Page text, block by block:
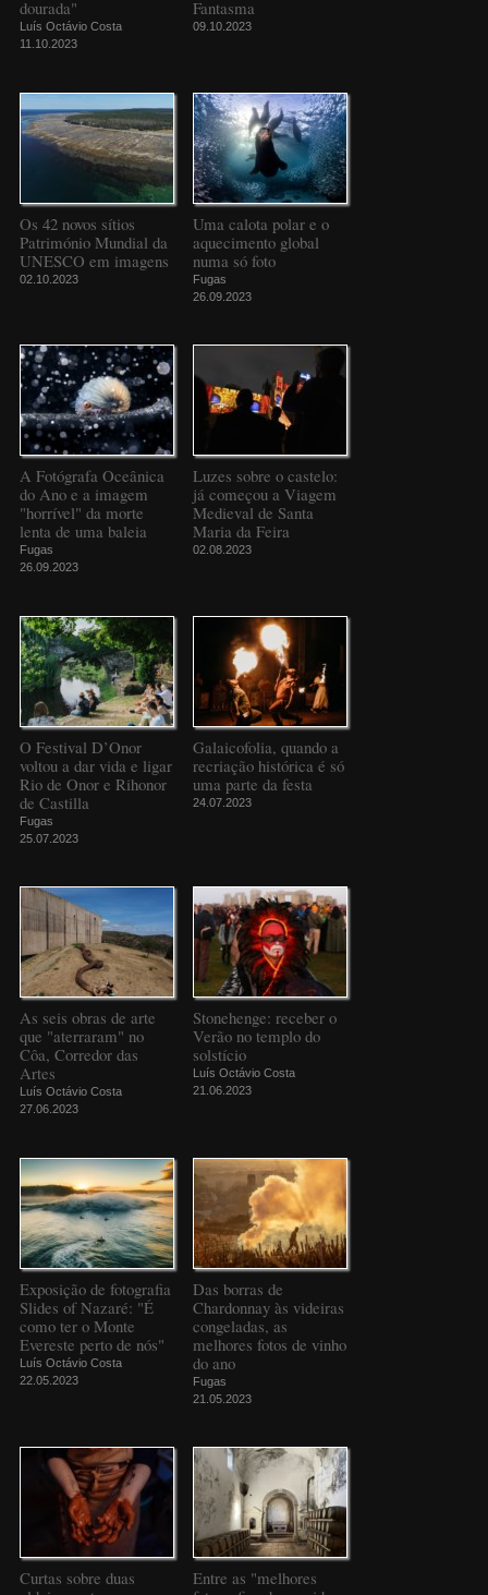
dourada"
Luís Octávio Costa
11.10.2023
Fantasma
09.10.2023
Os 42 novos sítios
Património Mundial da
UNESCO em imagens
02.10.2023
Uma calota polar e o
aquecimento global
numa só foto
Fugas
26.09.2023
A Fotógrafa Oceânica
do Ano e a imagem
"horrível" da morte
lenta de uma baleia
Fugas
26.09.2023
Luzes sobre o castelo:
já começou a Viagem
Medieval de Santa
Maria da Feira
02.08.2023
O Festival D’Onor
voltou a dar vida e ligar
Rio de Onor e Rihonor
de Castilla
Fugas
25.07.2023
Galaicofolia, quando a
recriação histórica é só
uma parte da festa
24.07.2023
As seis obras de arte
que "aterraram" no
Côa, Corredor das
Artes
Luís Octávio Costa
27.06.2023
Stonehenge: receber o
Verão no templo do
solstício
Luís Octávio Costa
21.06.2023
Exposição de fotografia
Slides of Nazaré: "É
como ter o Monte
Evereste perto de nós"
Luís Octávio Costa
22.05.2023
Das borras de
Chardonnay às videiras
congeladas, as
melhores fotos de vinho
do ano
Fugas
21.05.2023
Curtas sobre duas
Entre as "melhores